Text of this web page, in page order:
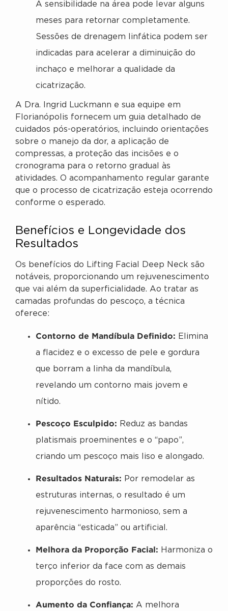
A sensibilidade na área pode levar alguns
meses para retornar completamente.
Sessões de drenagem linfática podem ser
indicadas para acelerar a diminuição do
inchaço e melhorar a qualidade da
cicatrização.
A Dra. Ingrid Luckmann e sua equipe em
Florianópolis fornecem um guia detalhado de
cuidados pós-operatórios, incluindo orientações
sobre o manejo da dor, a aplicação de
compressas, a proteção das incisões e o
cronograma para o retorno gradual às
atividades. O acompanhamento regular garante
que o processo de cicatrização esteja ocorrendo
conforme o esperado.
Benefícios e Longevidade dos
Resultados
Os benefícios do Lifting Facial Deep Neck são
notáveis, proporcionando um rejuvenescimento
que vai além da superficialidade. Ao tratar as
camadas profundas do pescoço, a técnica
oferece:
Contorno de Mandíbula Definido: Elimina
a flacidez e o excesso de pele e gordura
que borram a linha da mandíbula,
revelando um contorno mais jovem e
nítido.
Pescoço Esculpido: Reduz as bandas
platismais proeminentes e o “papo”,
criando um pescoço mais liso e alongado.
Resultados Naturais: Por remodelar as
estruturas internas, o resultado é um
rejuvenescimento harmonioso, sem a
aparência “esticada” ou artificial.
Melhora da Proporção Facial: Harmoniza o
terço inferior da face com as demais
proporções do rosto.
Aumento da Confiança: A melhora